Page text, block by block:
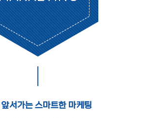
서가는 스마트한 마케팅